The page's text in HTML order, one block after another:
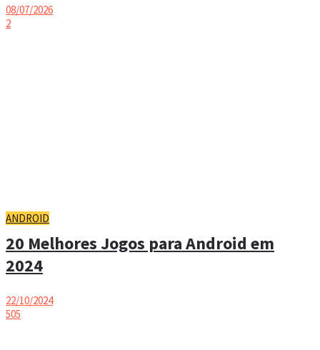
08/07/2026
2
ANDROID
20 Melhores Jogos para Android em
2024
22/10/2024
505